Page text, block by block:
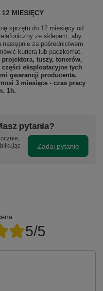
MIESIĘCY
sprzętu do 12 miesięcy od
ze sklepem, aby
za pośrednictwem
kuriera lub paczkomat.
tuszy, tonerów,
eksploatacyjne tych
gwarancji producenta.
3 miesiące - czas pracy
1h.
pytania?
Zadaj pytanie
5/5